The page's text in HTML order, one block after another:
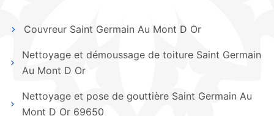
Couvreur Saint Germain Au Mont D Or
Nettoyage et démoussage de toiture Saint Germain
Au Mont D Or
Nettoyage et pose de gouttière Saint Germain Au
Mont D Or 69650